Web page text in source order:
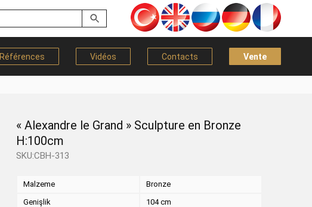
Références Vidéos Contacts Vente
« Alexandre le Grand » Sculpture en Bronze
H:100cm
SKU:CBH-313
Malzeme
Bronze
Genişlik
104 cm